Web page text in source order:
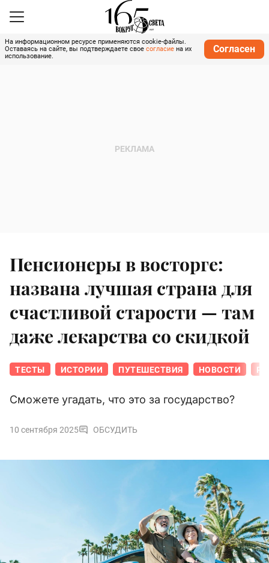
На информационном ресурсе применяются cookie-файлы.
Оставаясь на сайте, вы подтверждаете свое согласие на их
использование.
Согласен
Пенсионеры в восторге:
названа лучшая страна для
счастливой старости — там
даже лекарства со скидкой
ТЕСТЫ ИСТОРИИ ПУТЕШЕСТВИЯ НОВОСТИ
Сможете угадать, что это за государство?
10 сентября 2025 ОБСУДИТЬ